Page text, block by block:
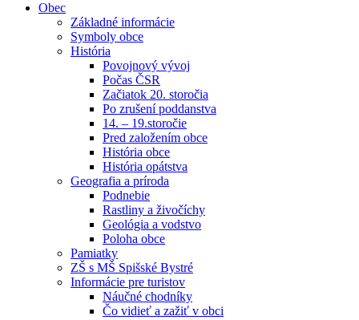
Obec
Základné informácie
Symboly obce
História
Povojnový vývoj
Počas ČSR
Začiatok 20. storočia
Po zrušení poddanstva
14. – 19.storočie
Pred založením obce
História obce
História opátstva
Geografia a príroda
Podnebie
Rastliny a živočíchy
Geológia a vodstvo
Poloha obce
Pamiatky
ZŠ s MŠ Spišské Bystré
Informácie pre turistov
Náučné chodníky
Čo vidieť a zažiť v obci